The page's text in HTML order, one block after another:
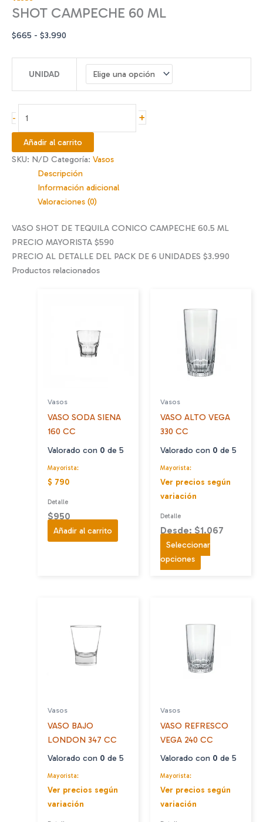
SHOT CAMPECHE 60 ML
$665 - $3.990
precios:
$665
hasta
UNIDAD
-
CAMPECHE
60
ML
+
Añadir al carrito
SKU: N/D Categoría: Vasos
Descripción
Información adicional
Valoraciones (0)
VASO SHOT DE TEQUILA CONICO CAMPECHE 60.5 ML
PRECIO MAYORISTA $590
PRECIO AL DETALLE DEL PACK DE 6 UNIDADES $3.990
Productos relacionados
Vasos
VASO SODA SIENA
160 CC
Valorado con 0 de 5
Mayorista:
$ 790
Detalle
$950
Añadir al carrito
Vasos
VASO ALTO VEGA
330 CC
Valorado con 0 de 5
Mayorista:
Ver precios según
variación
Detalle
Desde: $1.067
Seleccionar
opciones Este
producto
Las
opciones
se
pueden
página
de
producto
Vasos
VASO BAJO
LONDON 347 CC
Valorado con 0 de 5
Mayorista:
Ver precios según
variación
Vasos
VASO REFRESCO
VEGA 240 CC
Valorado con 0 de 5
Mayorista:
Ver precios según
variación